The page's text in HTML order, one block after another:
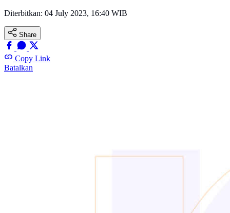
Diterbitkan: 04 July 2023, 16:40 WIB
Share
Copy Link
Batalkan